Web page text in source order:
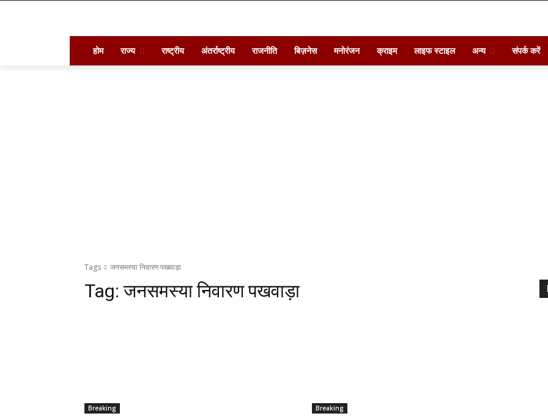
होम राज्य राष्ट्रीय अंतर्राष्ट्रीय राजनीति बिज़नेस मनोरंजन क्राइम लाइफ स्टाइल अन्य संपर्क करें
Tags जनसमस्या निवारण पखवाड़ा
Tag:जनसमस्या निवारण पखवाड़ा
Breaking Breaking